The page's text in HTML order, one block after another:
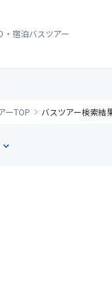
・宿泊バスツアー
ーTOP バスツアー検索結
expand_more